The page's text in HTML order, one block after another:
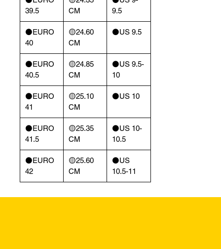
39.5
CM
9.5
⚫️EURO
40
🟡24.60
CM
⚫️US 9.5
⚫️EURO
40.5
🟡24.85
CM
⚫️US 9.5-
10
⚫️EURO
41
🟡25.10
CM
⚫️US 10
⚫️EURO
41.5
🟡25.35
CM
⚫️US 10-
10.5
⚫️EURO
42
🟡25.60
CM
⚫️US
10.5-11